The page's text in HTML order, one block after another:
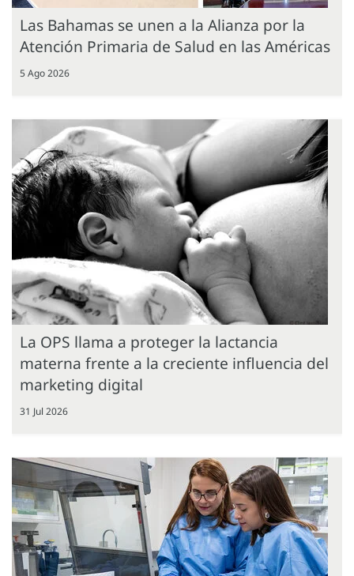
Las Bahamas se unen a la Alianza por la
Atención Primaria de Salud en las Américas
5 Ago 2026
La OPS llama a proteger la lactancia
materna frente a la creciente influencia del
marketing digital
31 Jul 2026